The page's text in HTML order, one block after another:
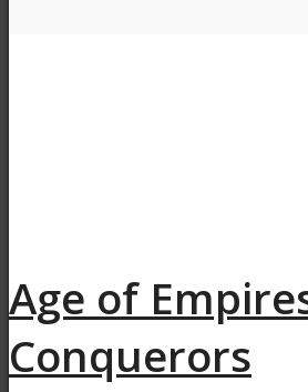
Age of
Conquerors